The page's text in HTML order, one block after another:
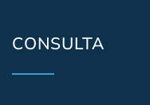
CONSULTA